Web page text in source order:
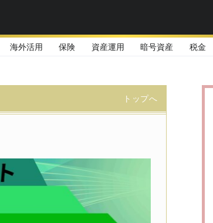
海外活用 保険 資産運用 暗号資産 税金
トップへ